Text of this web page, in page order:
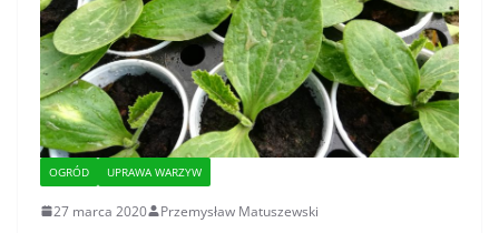
OGRÓD UPRAWA WARZYW
27 marca 2020 Przemysław Matuszewski